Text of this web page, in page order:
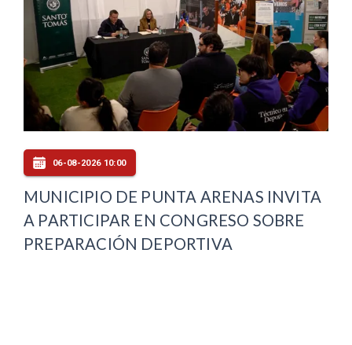
06-08-2026 10:00
MUNICIPIO DE PUNTA ARENAS INVITA
A PARTICIPAR EN CONGRESO SOBRE
PREPARACIÓN DEPORTIVA